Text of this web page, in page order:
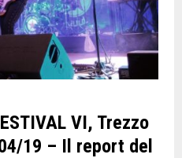
VI, Trezzo
19 – Il report del